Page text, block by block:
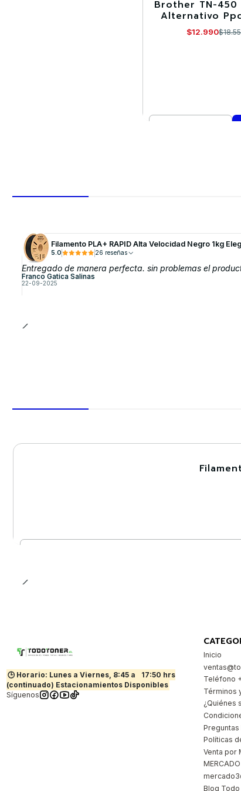
-30%
Brother TN-450
Alternativo
$12.990
Filamento PLA+ RAPID Alta Velocidad Negro 1kg
5.0 26 reseñas
Entregado de manera perfecta. sin problemas el
Franco Gatica Salinas
22-09-2025
🕒 Horario: Lunes a Viernes, 8:45 a
17:50 hrs
(continuado) Estacionamientos Disponibles
Síguenos
Inicio
Teléfono
Términos
¿Quiénes
Políticas
Venta por
Blog